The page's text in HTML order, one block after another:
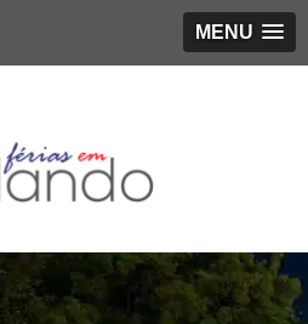
MENU